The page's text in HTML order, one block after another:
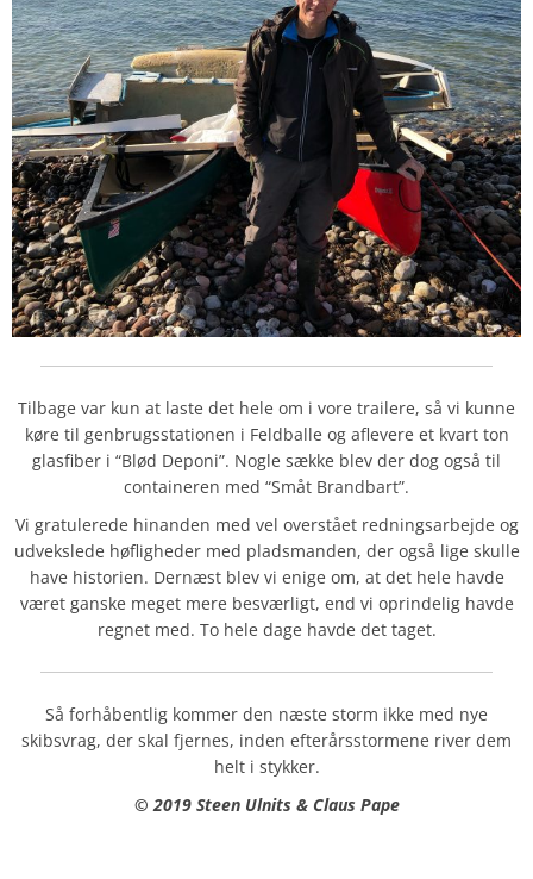
Tilbage var kun at laste det hele om i vore trailere, så vi kunne
køre til genbrugsstationen i Feldballe og aflevere et kvart ton
glasfiber i “Blød Deponi”. Nogle sække blev der dog også til
containeren med “Småt Brandbart”.
Vi gratulerede hinanden med vel overstået redningsarbejde og
udvekslede høfligheder med pladsmanden, der også lige skulle
have historien. Dernæst blev vi enige om, at det hele havde
været ganske meget mere besværligt, end vi oprindelig havde
regnet med. To hele dage havde det taget.
Så forhåbentlig kommer den næste storm ikke med nye
skibsvrag, der skal fjernes, inden efterårsstormene river dem
helt i stykker.
© 2019 Steen Ulnits & Claus Pape